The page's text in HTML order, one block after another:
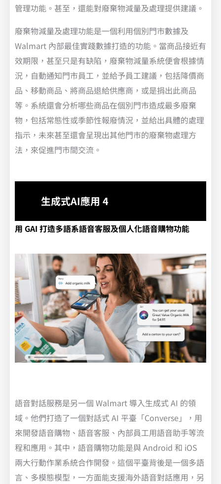
管理功能。甚至，還能對廢棄物減量及處理提供建議。
廢棄物減量及處理功能是一個利用個別門市數據及
Walmart 內部最佳實踐數據打造的功能。當商品接近有
效期限，甚至只是有缺陷，廢棄物減量系統便會根據情
況，自動通知門市員工，並給予員工建議，包括降價商
品、移動商品、將商品退給供應商，或是捐出此商品
等。系統還會分析哪些商品在個別門市造成最多廢棄
物，包括常態性或季節性報廢情況，並給出具體的處理
指示，未來甚至還會呈現出其他門市的廢棄物處理方
法，來促進門市間交流。
生成式AI應用 4
用 GAI 打造多語系語音客服及個人化語音購物功能
語音對話服務是另一個 Walmart 導入生成式 AI 的領
域。他們打造了一個對話式 AI 平臺「Converse」，用
來開發語音購物、語音客服、內部員工用語音助手等流
程和應用。其中，語音購物功能是與 Android 和 iOS
兩大行動作業系統合作開發。這個平臺背後是一個多語
言、多模態模型，一方面能支援海外語音對話應用，另